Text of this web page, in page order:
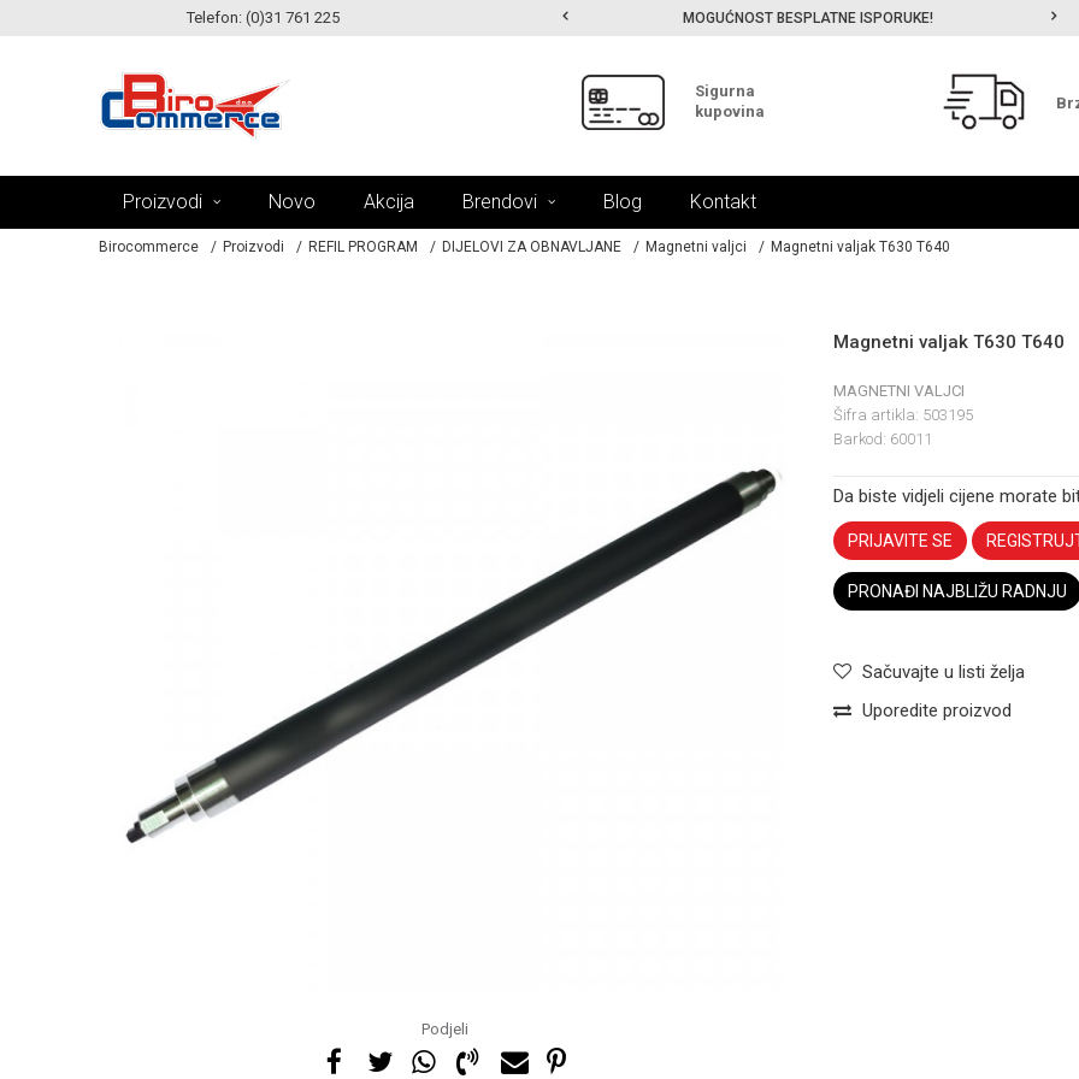
Telefon: (0)31 761 225
MOGUĆNOST ISPORUKE ZA 24H! MOGUĆNOST BESPLATNE ISPORUKE!
Sigurna
kupovina
Proizvodi Novo Akcija Brendovi Blog Kontakt
Birocommerce Proizvodi REFIL PROGRAM DIJELOVI ZA OBNAVLJANE Magnetni valjci Magnetni valjak T630 T640
Podjeli
Magnetni valjak T630 T640
MAGNETNI VALJCI
Šifra artikla: 503195
Barkod: 60011
Da biste vidjeli cijene morate
PRIJAVITE SE
PRONAĐI NAJBLIŽU RADNJU
Sačuvajte u listi želja
Uporedite proizvod